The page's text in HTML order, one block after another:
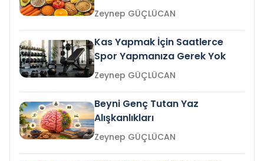
Zeynep GÜÇLÜCAN
Kas Yapmak İçin Saatlerce
Spor Yapmanıza Gerek Yok
Zeynep GÜÇLÜCAN
Beyni Genç Tutan Yaz
Alışkanlıkları
Zeynep GÜÇLÜCAN